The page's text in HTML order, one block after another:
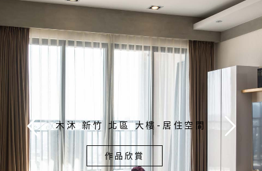
木沐 新竹 北區 大樓-居住空間
作品欣賞